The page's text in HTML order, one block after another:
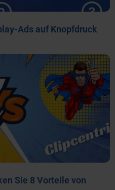
Ads auf Knopfdruck
Sie 8 Vorteile von